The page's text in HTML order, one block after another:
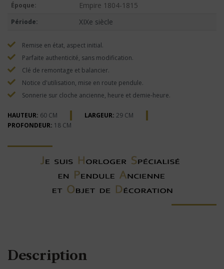
Époque: Empire 1804-1815
Période: XIXe siècle
Remise en état, aspect initial.
Parfaite authenticité, sans modification.
Clé de remontage et balancier.
Notice d'utilisation, mise en route pendule.
Sonnerie sur cloche ancienne, heure et demie-heure.
HAUTEUR: 60 CM LARGEUR: 29 CM
PROFONDEUR: 18 CM
Description